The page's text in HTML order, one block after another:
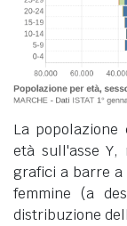
La
età sull'asse Y,
grafici a barre
femmine (a
distribuzione